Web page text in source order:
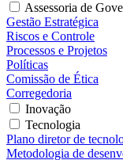
Assessoria de
Gestão Estratégica
Riscos e Controle
Processos e Projetos
Políticas
Comissão de Ética
Corregedoria
Inovação
Tecnologia
Plano diretor de
Metodologia de